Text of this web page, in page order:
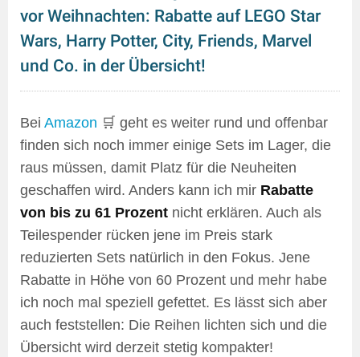
vor Weihnachten: Rabatte auf LEGO Star
Wars, Harry Potter, City, Friends, Marvel
und Co. in der Übersicht!
Bei Amazon 🛒 geht es weiter rund und offenbar
finden sich noch immer einige Sets im Lager, die
raus müssen, damit Platz für die Neuheiten
geschaffen wird. Anders kann ich mir Rabatte
von bis zu 61 Prozent nicht erklären. Auch als
Teilespender rücken jene im Preis stark
reduzierten Sets natürlich in den Fokus. Jene
Rabatte in Höhe von 60 Prozent und mehr habe
ich noch mal speziell gefettet. Es lässt sich aber
auch feststellen: Die Reihen lichten sich und die
Übersicht wird derzeit stetig kompakter!